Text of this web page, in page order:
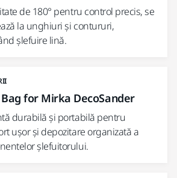
de 180° pentru control precis, se
la unghiuri și contururi,
șlefuire lină.
for Mirka DecoSander
durabilă și portabilă pentru
ușor și depozitare organizată a
șlefuitorului.